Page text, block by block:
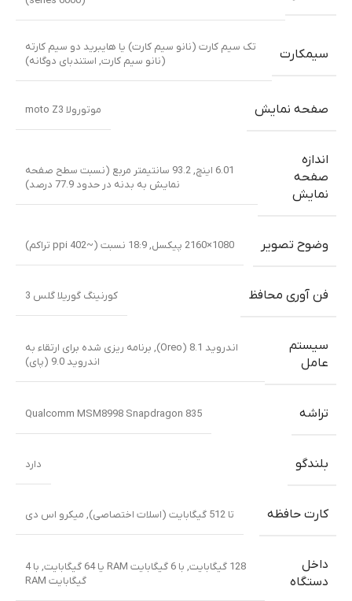
سیمکارت
تک سیم کارت (نانو سیم کارت) یا هایبرید دو سیم کارته
(نانو سیم کارت, استندبای دوگانه)
صفحه نمایش موتورولا moto Z3
اندازه
صفحه
نمایش
6.01 اینچ, 93.2 سانتیمتر مربع (نسبت سطح صفحه
نمایش به بدنه در حدود 77.9 درصد)
وضوح تصویر 1080×2160 پیکسل, 18:9 نسبت (~402 ppi تراکم)
فن آوری محافظ کورنینگ گوریلا گلس 3
سیستم
عامل
اندروید 8.1 (Oreo), برنامه ریزی شده برای ارتقاء به
اندروید 9.0 (پای)
تراشه Qualcomm MSM8998 Snapdragon 835
بلندگو دارد
کارت حافظه تا 512 گیگابایت (اسلات اختصاصی) , میکرو اس دی
داخل
دستگاه
128 گیگابایت, با 6 گیگابایت RAM یا 64 گیگابایت, با 4
گیگابایت RAM